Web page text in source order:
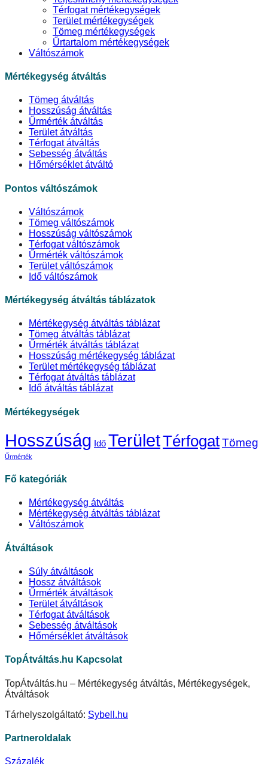
Térfogat mértékegységek
Terület mértékegységek
Tömeg mértékegységek
Űrtartalom mértékegységek
Váltószámok
Mértékegység átváltás
Tömeg átváltás
Hosszúság átváltás
Űrmérték átváltás
Terület átváltás
Térfogat átváltás
Sebesség átváltás
Hőmérséklet átváltó
Pontos váltószámok
Váltószámok
Tömeg váltószámok
Hosszúság váltószámok
Térfogat váltószámok
Űrmérték váltószámok
Terület váltószámok
Idő váltószámok
Mértékegység átváltás táblázatok
Mértékegység átváltás táblázat
Tömeg átváltás táblázat
Űrmérték átváltás táblázat
Hosszúság mértékegység táblázat
Terület mértékegység táblázat
Térfogat átváltás táblázat
Idő átváltás táblázat
Mértékegységek
Hosszúság Idő TerületTérfogatTömeg
Űrmérték
Fő kategóriák
Mértékegység átváltás
Mértékegység átváltás táblázat
Váltószámok
Átváltások
Súly átváltások
Hossz átváltások
Űrmérték átváltások
Terület átváltások
Térfogat átváltások
Sebesség átváltások
Hőmérséklet átváltások
TopÁtváltás.hu Kapcsolat
TopÁtváltás.hu – Mértékegység átváltás, Mértékegységek,
Átváltások
Tárhelyszolgáltató: Sybell.hu
Partneroldalak
Százalék